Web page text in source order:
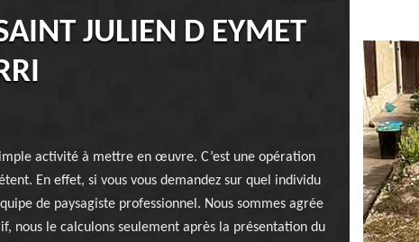
JULIEN D EYMET
activité à mettre en œuvre. C’est une opération
En effet, si vous vous demandez sur quel individu
de paysagiste professionnel. Nous sommes agrée
nous le calculons seulement après la présentation du